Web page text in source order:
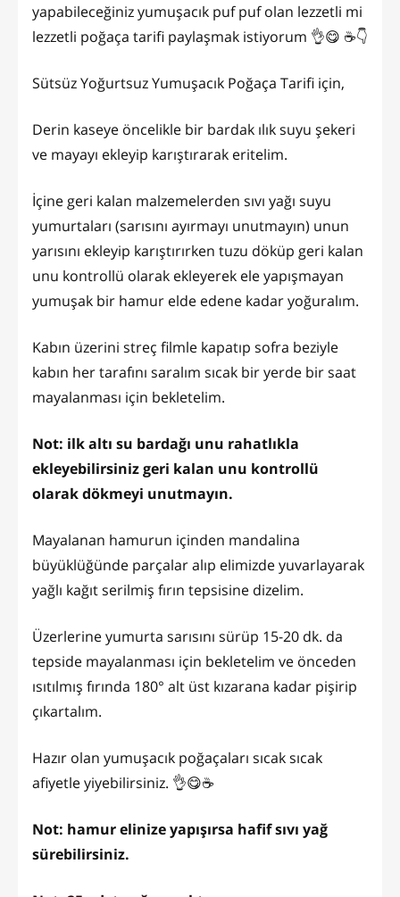
yapabileceğiniz yumuşacık puf puf olan lezzetli mi
lezzetli poğaça tarifi paylaşmak istiyorum 👌😋 ☕👇
Sütsüz Yoğurtsuz Yumuşacık Poğaça Tarifi için,
Derin kaseye öncelikle bir bardak ılık suyu şekeri
ve mayayı ekleyip karıştırarak eritelim.
İçine geri kalan malzemelerden sıvı yağı suyu
yumurtaları (sarısını ayırmayı unutmayın) unun
yarısını ekleyip karıştırırken tuzu döküp geri kalan
unu kontrollü olarak ekleyerek ele yapışmayan
yumuşak bir hamur elde edene kadar yoğuralım.
Kabın üzerini streç filmle kapatıp sofra beziyle
kabın her tarafını saralım sıcak bir yerde bir saat
mayalanması için bekletelim.
Not: ilk altı su bardağı unu rahatlıkla
ekleyebilirsiniz geri kalan unu kontrollü
olarak dökmeyi unutmayın.
Mayalanan hamurun içinden mandalina
büyüklüğünde parçalar alıp elimizde yuvarlayarak
yağlı kağıt serilmiş fırın tepsisine dizelim.
Üzerlerine yumurta sarısını sürüp 15-20 dk. da
tepside mayalanması için bekletelim ve önceden
ısıtılmış fırında 180° alt üst kızarana kadar pişirip
çıkartalım.
Hazır olan yumuşacık poğaçaları sıcak sıcak
afiyetle yiyebilirsiniz. 👌😋☕
Not: hamur elinize yapışırsa hafif sıvı yağ
sürebilirsiniz.